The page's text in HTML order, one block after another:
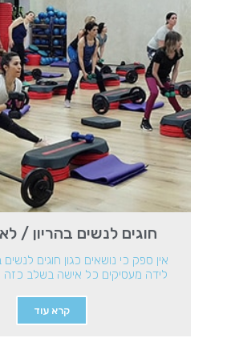
חוגים לנשים בהריון /
אין ספק כי נושאים כגון חוגים
לידה מעסיקים כל אישה בשלב כזה
קרא עוד